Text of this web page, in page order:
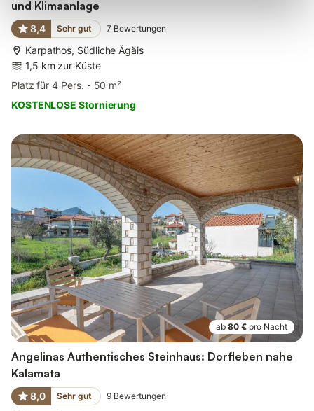
und Klimaanlage
8,4 Sehr gut 7 Bewertungen
Karpathos, Südliche Ägäis
1,5 km zur Küste
Platz für 4 Pers.
50 m²
KOSTENLOSE Stornierung
ab 80 € pro Nacht
Angelinas Authentisches Steinhaus: Dorfleben nahe
Kalamata
8,0 Sehr gut 9 Bewertungen